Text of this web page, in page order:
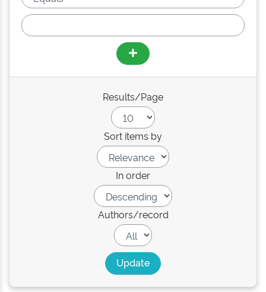
Results/Page
Sort items by
In order
Authors/record